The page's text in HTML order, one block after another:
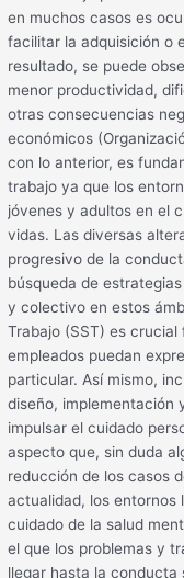
en muchos casos es
facilitar la adquisición o
resultado, se puede
menor productividad,
otras consecuencias
económicos
con lo anterior, es
trabajo ya que los
jóvenes y adultos en el
vidas. Las diversas
progresivo de la
búsqueda de
y colectivo en estos
Trabajo (SST) es
empleados puedan
particular. Así mismo,
diseño, implementación
impulsar el cuidado
aspecto que, sin duda
reducción de los casos
actualidad, los entornos
cuidado de la salud
el que los problemas y
llegar hasta la conducta